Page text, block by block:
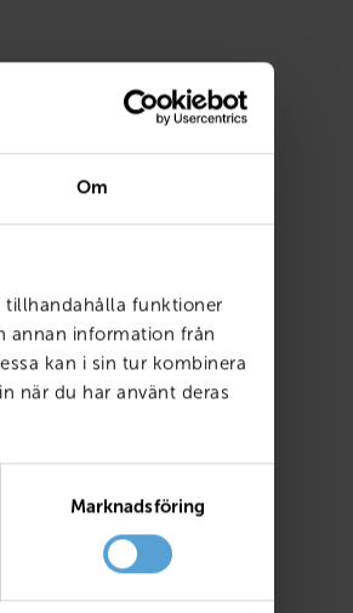
Om
tillhandahålla funktioner
annan information från
kan i sin tur kombinera
när du har använt deras
Marknadsföring